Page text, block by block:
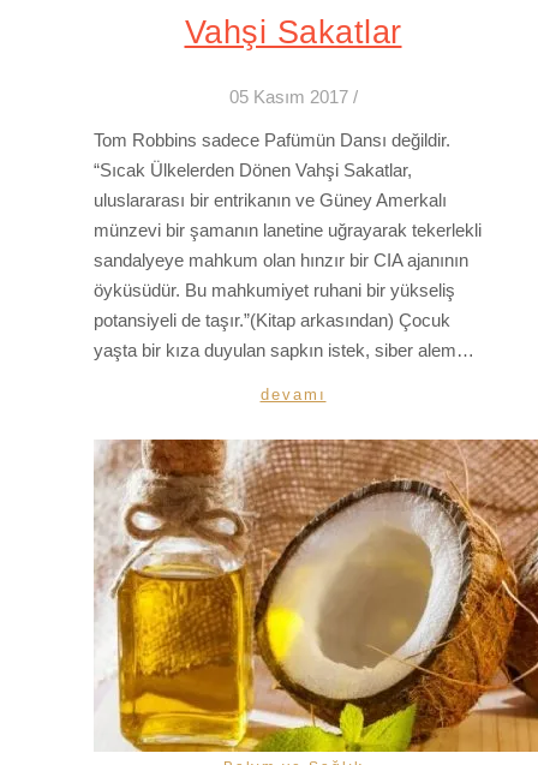
Vahşi Sakatlar
05 Kasım 2017 /
Tom Robbins sadece Pafümün Dansı değildir.
“Sıcak Ülkelerden Dönen Vahşi Sakatlar,
uluslararası bir entrikanın ve Güney Amerkalı
münzevi bir şamanın lanetine uğrayarak tekerlekli
sandalyeye mahkum olan hınzır bir CIA ajanının
öyküsüdür. Bu mahkumiyet ruhani bir yükseliş
potansiyeli de taşır.”(Kitap arkasından) Çocuk
yaşta bir kıza duyulan sapkın istek, siber alem…
devamı